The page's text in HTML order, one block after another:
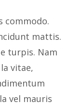
commodo.
mattis.
turpis. Nam
vitae,
vel mauris